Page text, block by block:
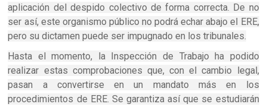
aplicación del despido colectivo de forma correcta. De no
ser así, este organismo público no podrá echar abajo el ERE,
pero su dictamen puede ser impugnado en los tribunales.
Hasta el momento, la Inspección de Trabajo ha podido
realizar estas comprobaciones que, con el cambio legal,
pasan a convertirse en un mandato más en los
procedimientos de ERE. Se garantiza así que se estudiarán